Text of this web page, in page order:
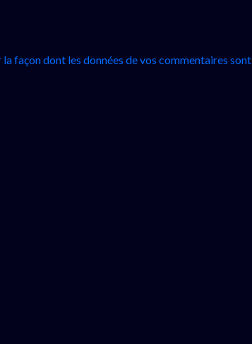
la façon dont les données de vos commentaires sont